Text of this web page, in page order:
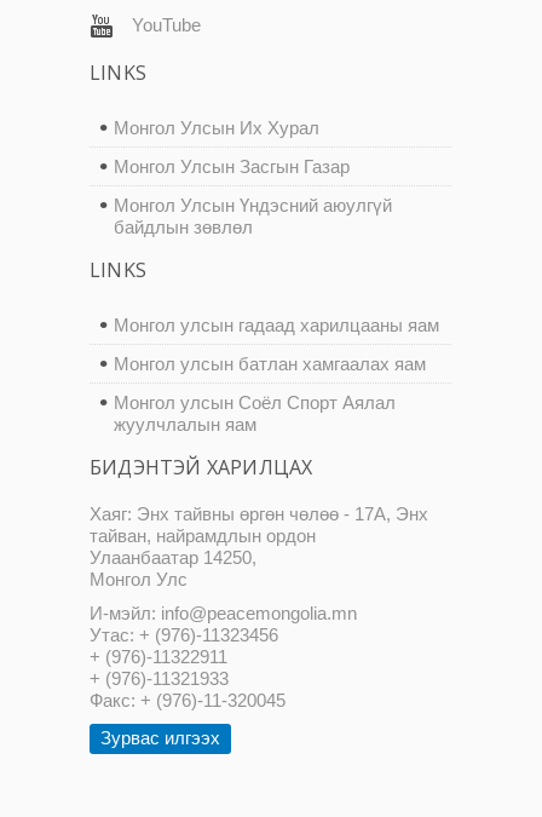
YouTube
LINKS
Монгол Улсын Их Хурал
Монгол Улсын Засгын Газар
Монгол Улсын Үндэсний аюулгүй
байдлын зөвлөл
LINKS
Монгол улсын гадаад харилцааны яам
Монгол улсын батлан хамгаалах яам
Монгол улсын Соёл Спорт Аялал
жуулчлалын яам
БИДЭНТЭЙ ХАРИЛЦАХ
Хаяг: Энх тайвны өргөн чөлөө - 17А, Энх
тайван, найрамдлын ордон
Улаанбаатар 14250,
Монгол Улс
И-мэйл: info@peacemongolia.mn
Утас: + (976)-11323456
+ (976)-11322911
+ (976)-11321933
Факс: + (976)-11-320045
Зурвас илгээх